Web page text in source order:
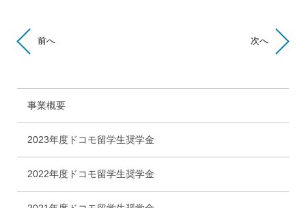
前へ 次へ
事業概要
2023年度ドコモ留学生奨学金
2022年度ドコモ留学生奨学金